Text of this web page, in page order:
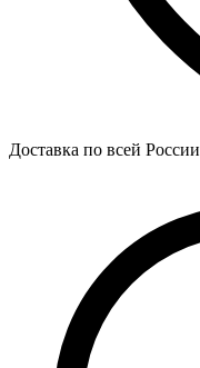
Доставка по всей России